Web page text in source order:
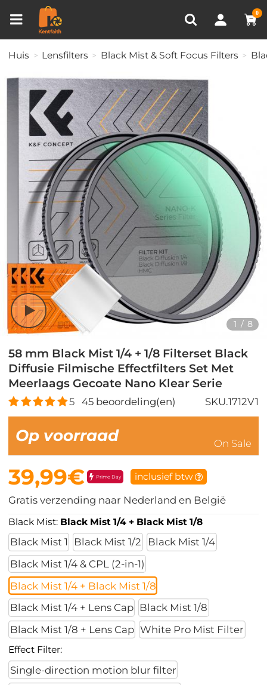
0
RECENT BEKEKEN
Huis Lensfilters Black Mist & Soft Focus Filters
1 / 8
58 mm Black Mist 1/4 + 1/8 Filterset Black
Diffusie Filmische Effectfilters Set Met
Meerlaags Gecoate Nano Klear Serie
5 45beoordeling(en) SKU.1712V1
Op voorraad On Sale
39,99€ Prime Day inclusief btw
Gratis verzending naar Nederland en België
Black Mist: Black Mist 1/4 + Black Mist 1/8
Black Mist 1 Black Mist 1/2
Black Mist 1/4
Black Mist 1/4 & CPL (2-in-1)
Black Mist 1/4 + Black Mist 1/8
Black Mist 1/4 + Lens Cap
Black Mist 1/8
Black Mist 1/8 + Lens Cap White Pro Mist Filter
Effect Filter:
Single-direction motion blur filter